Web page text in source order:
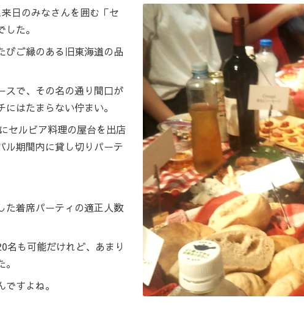
日のみなさんを囲む「セ
た。
びご縁のある旧東海道の品
スで、その名の通り間口が
はたまらない佇まい。
セルビア料理の屋台を出店
ル期間内に貸し切りパーテ
た着席パーティの適正人数
名も可能だけれど、あまり
ですよね。